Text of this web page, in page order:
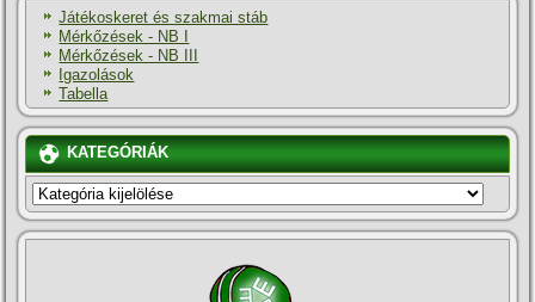
Játékoskeret és szakmai stáb
Mérkőzések - NB I
Mérkőzések - NB III
Igazolások
Tabella
KATEGÓRIÁK
KATEGÓRIÁK